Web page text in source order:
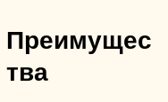
Преимущес
тва